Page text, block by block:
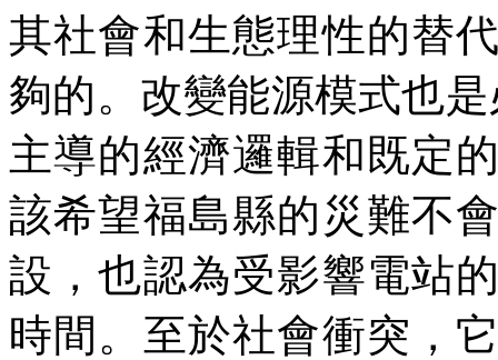
其社會和生態理性的替
夠的。改變能源模式也
主導的經濟邏輯和既定
該希望福島縣的災難不
設，也認為受影響電站
時間。至於社會衝突，